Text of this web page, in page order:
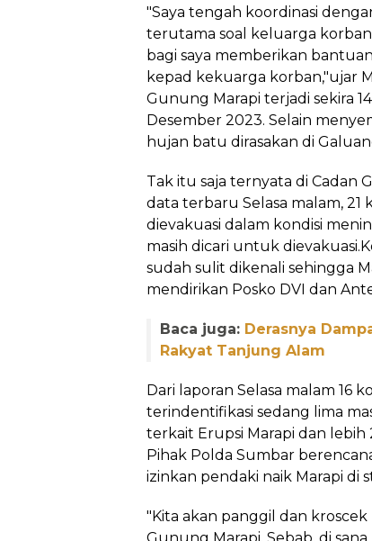
"Saya tengah koordinasi
terutama soal keluarga
bagi saya memberikan
kepad kekuarga korban,"ujar
Gunung Marapi terjadi sekira
Desember 2023. Selain
hujan batu dirasakan di
Tak itu saja ternyata di Cadan
data terbaru Selasa malam,
dievakuasi dalam kondisi
masih dicari untuk
sudah sulit dikenali sehingga
mendirikan Posko DVI dan
Baca juga: Derasnya
Rakyat Tanjung Alam
Dari laporan Selasa malam 16
terindentifikasi sedang lima
terkait Erupsi Marapi dan
Pihak Polda Sumbar
izinkan pendaki naik Marapi di
"Kita akan panggil dan